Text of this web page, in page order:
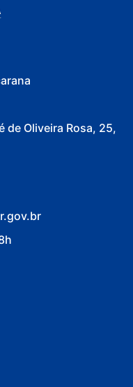
de Oliveira Rosa, 25,